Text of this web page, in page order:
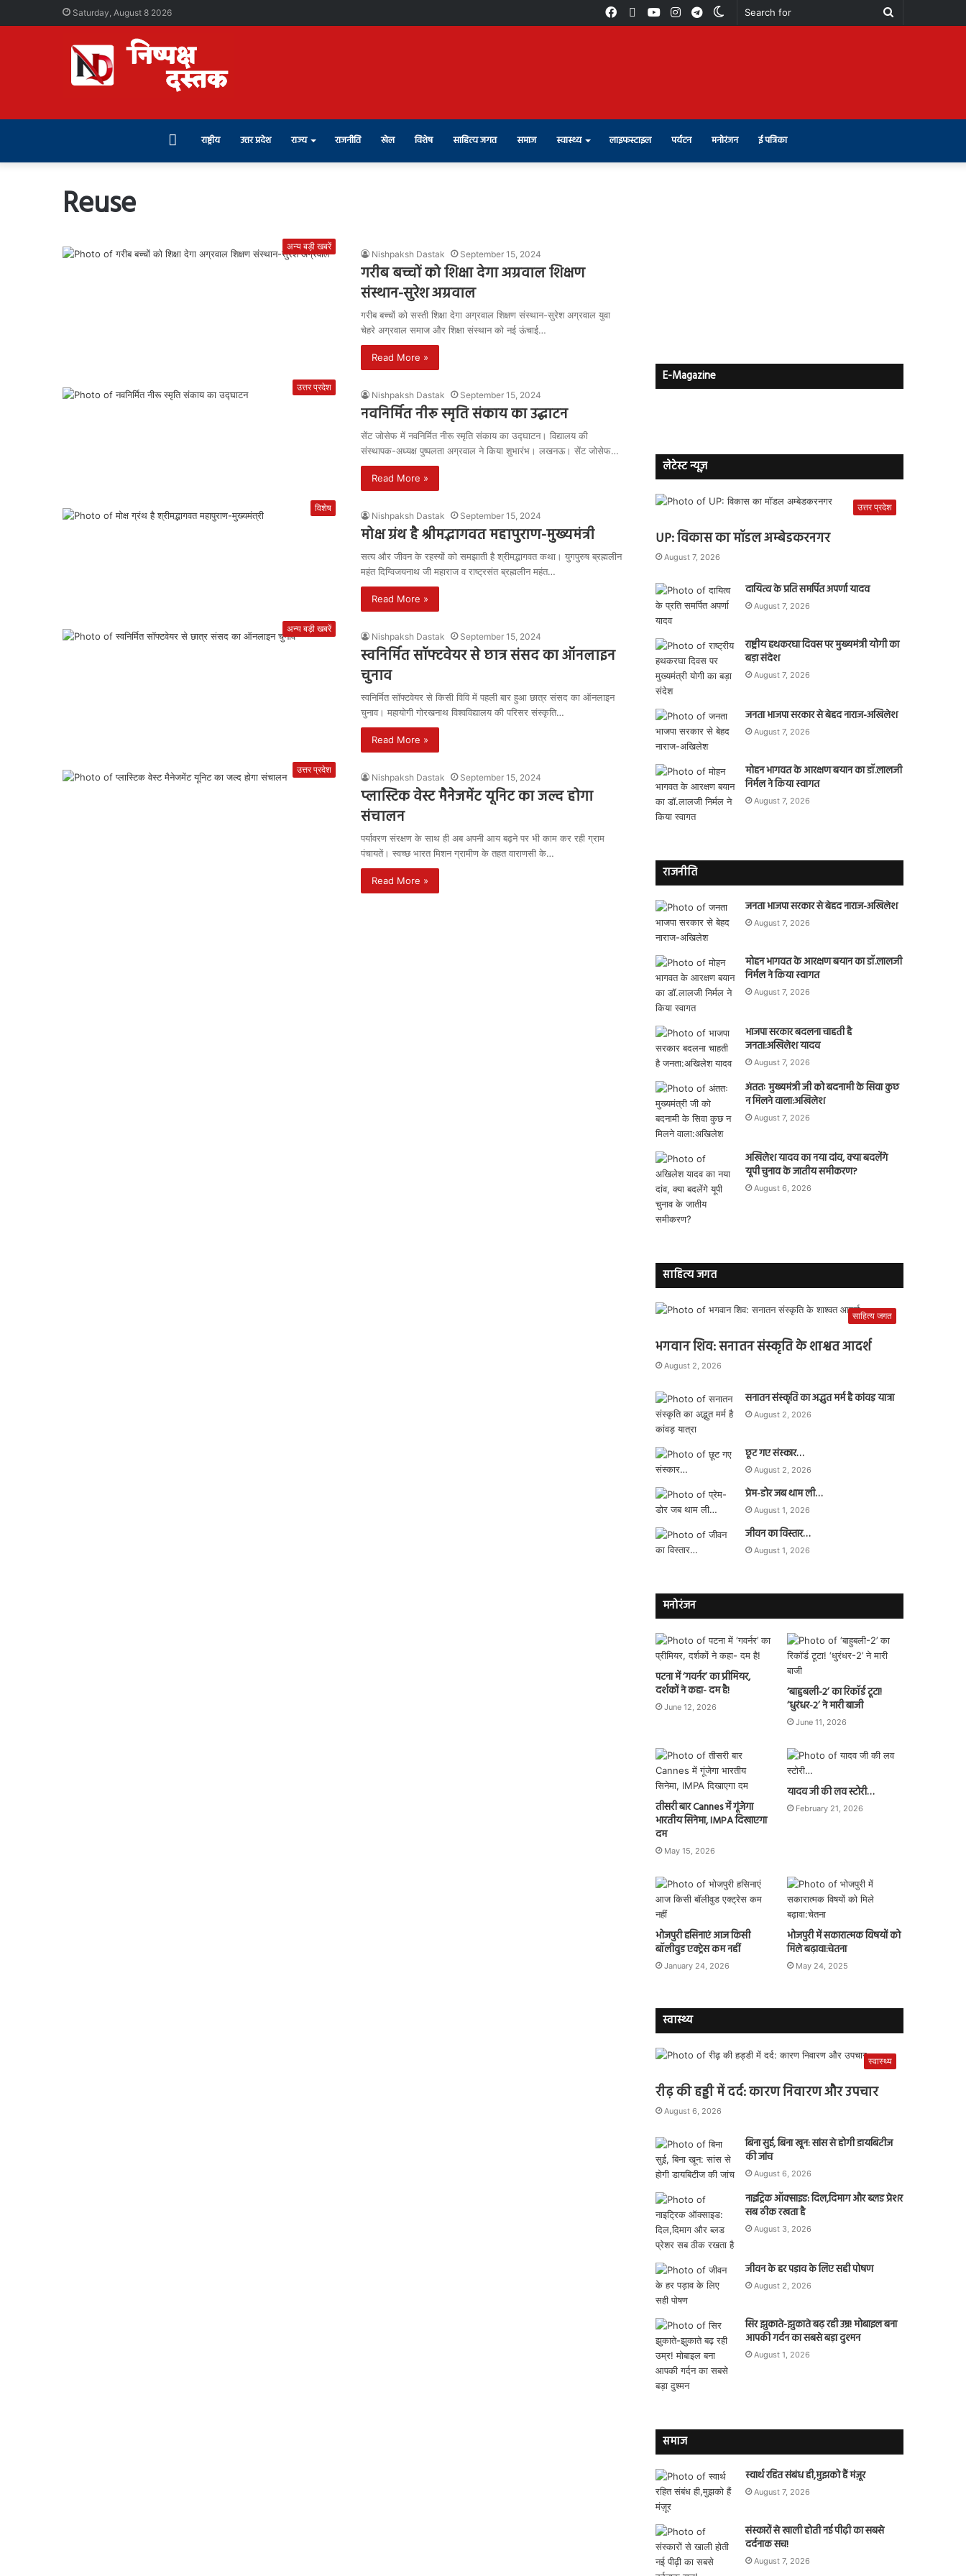
Saturday, August 8 2026
Search
Switch
Telegram
Instagram
Youtube
Facebook
राष्ट्रीय उत्तर प्रदेश राज्य राजनीति खेल विशेष साहित्य जगत समाज स्वास्थ्य लाइफस्टाइल पर्यटन मनोरंजन ई पत्रिका
Reuse
अन्य बड़ी खबरें
Nishpaksh Dastak September 15, 2024
गरीब बच्चों को शिक्षा देगा अग्रवाल शिक्षण
संस्थान-सुरेश अग्रवाल
गरीब बच्चों को सस्ती शिक्षा देगा अग्रवाल शिक्षण संस्थान-सुरेश अग्रवाल युवा
चेहरे अग्रवाल समाज और शिक्षा संस्थान को नई ऊंचाई…
Read More »
उत्तर प्रदेश
Nishpaksh Dastak September 15, 2024
नवनिर्मित नीरू स्मृति संकाय का उद्घाटन
सेंट जोसेफ में नवनिर्मित नीरू स्मृति संकाय का उद्घाटन। विद्यालय की
संस्थापक-अध्यक्ष पुष्पलता अग्रवाल ने किया शुभारंभ। लखनऊ। सेंट जोसेफ…
Read More »
विशेष
Nishpaksh Dastak September 15, 2024
मोक्ष ग्रंथ है श्रीमद्भागवत महापुराण-मुख्यमंत्री
सत्य और जीवन के रहस्यों को समझाती है श्रीमद्भागवत कथा। युगपुरुष ब्रह्मलीन
महंत दिग्विजयनाथ जी महाराज व राष्ट्रसंत ब्रह्मलीन महंत…
Read More »
अन्य बड़ी खबरें
Nishpaksh Dastak September 15, 2024
स्वनिर्मित सॉफ्टवेयर से छात्र संसद का ऑनलाइन
चुनाव
स्वनिर्मित सॉफ्टवेयर से किसी विवि में पहली बार हुआ छात्र संसद का ऑनलाइन
चुनाव। महायोगी गोरखनाथ विश्वविद्यालय की परिसर संस्कृति…
Read More »
उत्तर प्रदेश
Nishpaksh Dastak September 15, 2024
प्लास्टिक वेस्ट मैनेजमेंट यूनिट का जल्द होगा
संचालन
पर्यावरण संरक्षण के साथ ही अब अपनी आय बढ़ने पर भी काम कर रही ग्राम
पंचायतें। स्वच्छ भारत मिशन ग्रामीण के तहत वाराणसी के…
Read More »
E-Magazine
लेटेस्ट न्यूज़
उत्तर प्रदेश
UP: विकास का मॉडल अम्बेडकरनगर
August 7, 2026
दायित्व के प्रति समर्पित अपर्णा यादव
August 7, 2026
राष्ट्रीय हथकरघा दिवस पर मुख्यमंत्री योगी का
बड़ा संदेश
August 7, 2026
जनता भाजपा सरकार से बेहद नाराज-अखिलेश
August 7, 2026
मोहन भागवत के आरक्षण बयान का डॉ.लालजी
निर्मल ने किया स्वागत
August 7, 2026
राजनीति
जनता भाजपा सरकार से बेहद नाराज-अखिलेश
August 7, 2026
मोहन भागवत के आरक्षण बयान का डॉ.लालजी
निर्मल ने किया स्वागत
August 7, 2026
भाजपा सरकार बदलना चाहती है
जनता:अखिलेश यादव
August 7, 2026
अंततः मुख्यमंत्री जी को बदनामी के सिवा कुछ
न मिलने वाला:अखिलेश
August 7, 2026
अखिलेश यादव का नया दांव, क्या बदलेंगे
यूपी चुनाव के जातीय समीकरण?
August 6, 2026
साहित्य जगत
साहित्य जगत
भगवान शिव: सनातन संस्कृति के शाश्वत आदर्श
August 2, 2026
सनातन संस्कृति का अद्भुत मर्म है कांवड़ यात्रा
August 2, 2026
छूट गए संस्कार…
August 2, 2026
प्रेम-डोर जब थाम ली…
August 1, 2026
जीवन का विस्तार…
August 1, 2026
मनोरंजन
पटना में ‘गवर्नर’ का प्रीमियर,
दर्शकों ने कहा- दम है!
June 12, 2026
‘बाहुबली-2’ का रिकॉर्ड टूटा!
‘धुरंधर-2’ ने मारी बाजी
June 11, 2026
तीसरी बार Cannes में गूंजेगा
भारतीय सिनेमा, IMPA दिखाएगा
दम
May 15, 2026
यादव जी की लव स्टोरी…
February 21, 2026
भोजपुरी हसिनाएं आज किसी
बॉलीवुड एक्ट्रेस कम नहीं
January 24, 2026
भोजपुरी में सकारात्मक विषयों को
मिले बढ़ावा:चेतना
May 24, 2025
स्वास्थ्य
स्वास्थ्य
रीढ़ की हड्डी में दर्द: कारण निवारण और उपचार
August 6, 2026
बिना सुई, बिना खून: सांस से होगी डायबिटीज
की जांच
August 6, 2026
नाइट्रिक ऑक्साइड: दिल,दिमाग और ब्लड प्रेशर
सब ठीक रखता है
August 3, 2026
जीवन के हर पड़ाव के लिए सही पोषण
August 2, 2026
सिर झुकाते-झुकाते बढ़ रही उम्र! मोबाइल बना
आपकी गर्दन का सबसे बड़ा दुश्मन
August 1, 2026
समाज
स्वार्थ रहित संबंध ही,मुझको हैं मंज़ूर
August 7, 2026
संस्कारों से खाली होती नई पीढ़ी का सबसे
दर्दनाक सच!
August 7, 2026